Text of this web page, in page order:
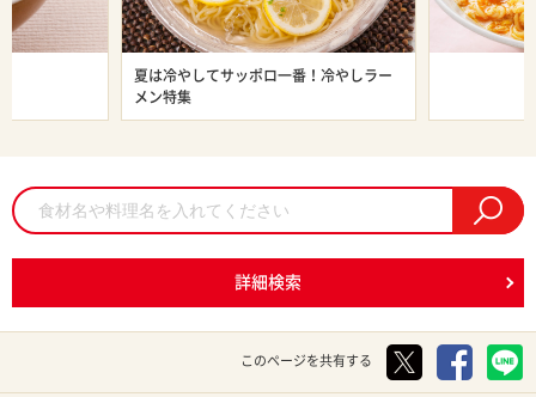
夏は冷やしてサッポロ一番！冷やしラー
メン特集
詳細検索
このページを共有する